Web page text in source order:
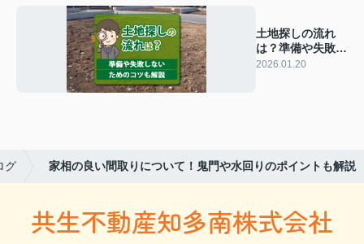
土地探しの流れ
は？準備や失敗し
ないためのコツも
2026.01.20
グ 家相の良い間取りについて！鬼門や水回りのポイントも解説
共生不動産知多南株式会社